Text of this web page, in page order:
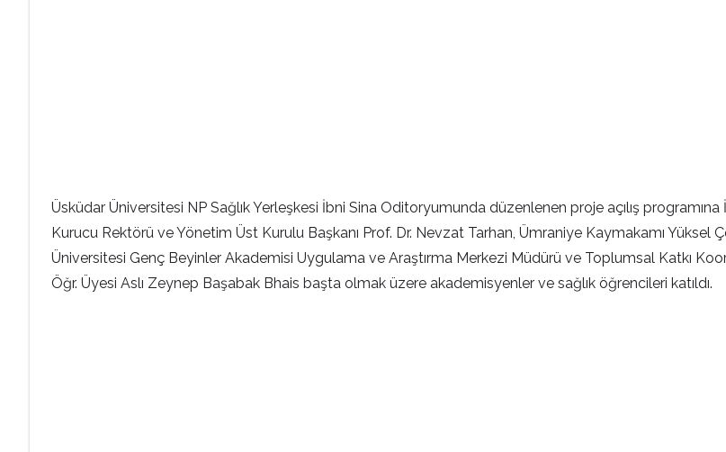
Üsküdar Üniversitesi NP Sağlık Yerleşkesi İbni Sina Oditoryumunda düzenlenen proje açılış
Kurucu Rektörü ve Yönetim Üst Kurulu Başkanı Prof. Dr. Nevzat Tarhan, Ümraniye Kaymakamı Yüksel
Üniversitesi Genç Beyinler Akademisi Uygulama ve Araştırma Merkezi Müdürü ve Toplumsal Katkı
Öğr. Üyesi Aslı Zeynep Başabak Bhais başta olmak üzere akademisyenler ve sağlık öğrencileri katıldı.